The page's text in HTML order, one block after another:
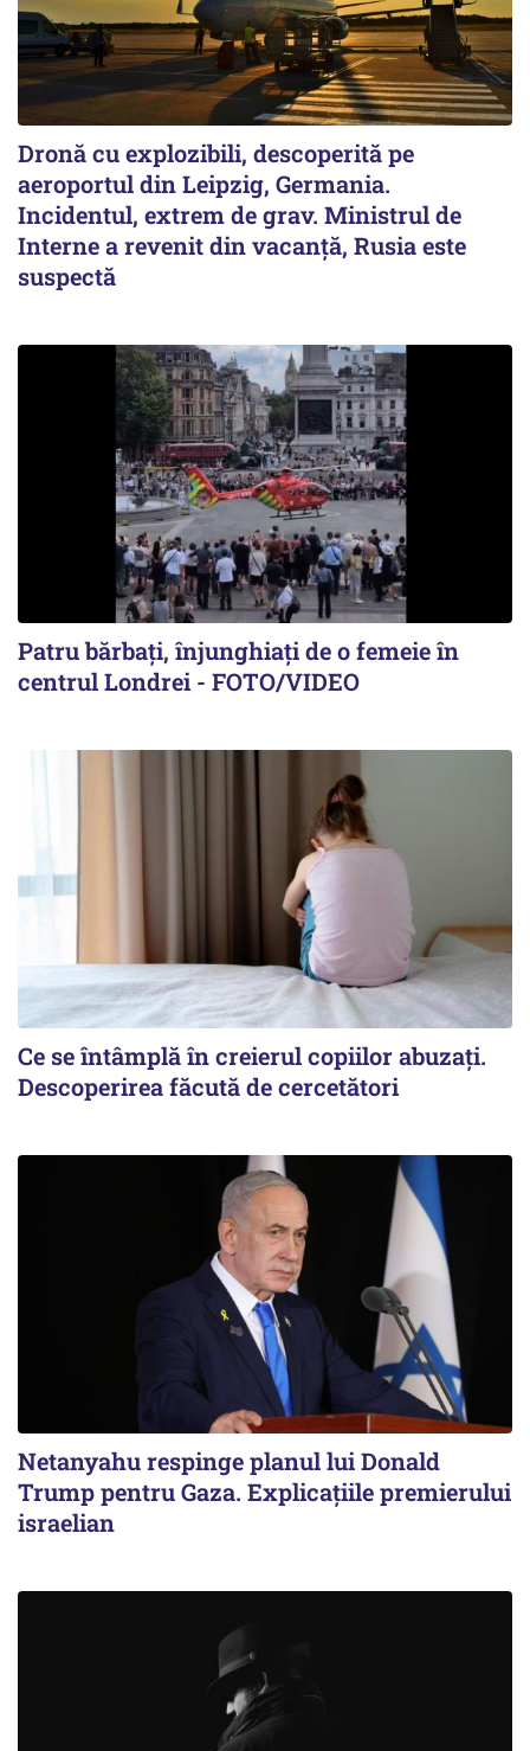
Dronă cu explozibili, descoperită pe
aeroportul din Leipzig, Germania.
Incidentul, extrem de grav. Ministrul de
Interne a revenit din vacanță, Rusia este
suspectă
Patru bărbați, înjunghiați de o femeie în
centrul Londrei - FOTO/VIDEO
Ce se întâmplă în creierul copiilor abuzați.
Descoperirea făcută de cercetători
Netanyahu respinge planul lui Donald
Trump pentru Gaza. Explicațiile premierului
israelian